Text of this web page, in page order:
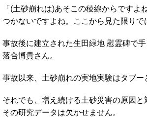
「(土砂崩れは)あそこの稜線からですよ
つかないですよね。ここから見た限りで
事故後に建立された生田緑地 慰霊碑で
落合博貴さん。
事故以来、土砂崩れの実地実験はタブー
それでも、増え続ける土砂災害の原因と
その研究データは欠かせません。